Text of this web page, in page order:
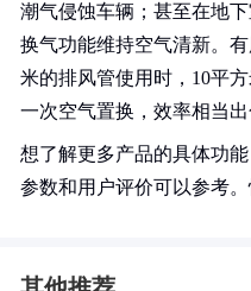
潮气侵蚀车辆；甚至在地
换气功能维持空气清新。
米的排风管使用时，10平
一次空气置换，效率相当出
想了解更多产品的具体功
参数和用户评价可以参考。